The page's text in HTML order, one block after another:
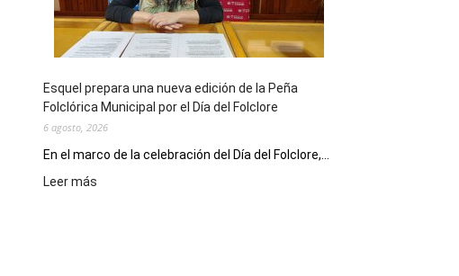
con
un
Conversatorio
Escritores
Locales
Esquel prepara una nueva edición de la Peña
Folclórica Municipal por el Día del Folclore
6 agosto, 2026
En el marco de la celebración del Día del Folclore,...
Leer más